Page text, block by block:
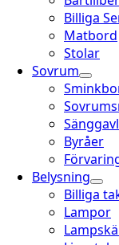
Billiga
Matbord
Stolar
Sovrum
Byråer
Belysning
Billiga
Lampor